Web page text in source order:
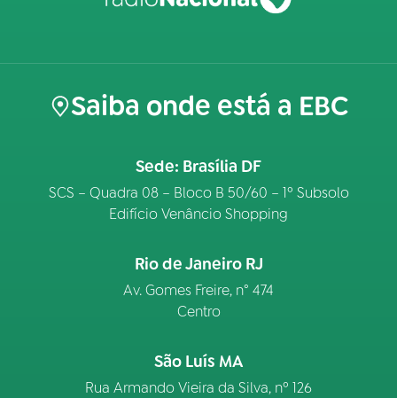
Saiba onde está a EBC
Sede: Brasília DF
SCS – Quadra 08 – Bloco B 50/60 – 1º Subsolo
Edifício Venâncio Shopping
Rio de Janeiro RJ
Av. Gomes Freire, n° 474
Centro
São Luís MA
Rua Armando Vieira da Silva, nº 126